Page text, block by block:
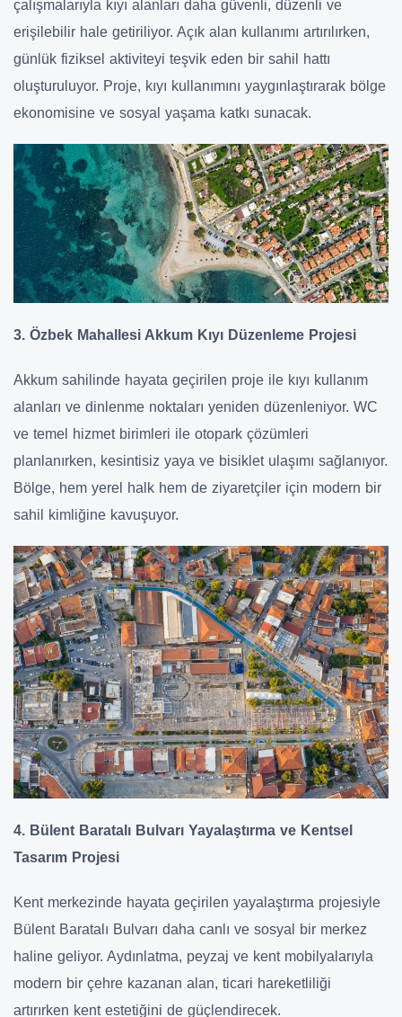
çalışmalarıyla kıyı alanları daha güvenli, düzenli ve
erişilebilir hale getiriliyor. Açık alan kullanımı artırılırken,
günlük fiziksel aktiviteyi teşvik eden bir sahil hattı
oluşturuluyor. Proje, kıyı kullanımını yaygınlaştırarak bölge
ekonomisine ve sosyal yaşama katkı sunacak.
3. Özbek Mahallesi Akkum Kıyı Düzenleme Projesi
Akkum sahilinde hayata geçirilen proje ile kıyı kullanım
alanları ve dinlenme noktaları yeniden düzenleniyor. WC
ve temel hizmet birimleri ile otopark çözümleri
planlanırken, kesintisiz yaya ve bisiklet ulaşımı sağlanıyor.
Bölge, hem yerel halk hem de ziyaretçiler için modern bir
sahil kimliğine kavuşuyor.
4. Bülent Baratalı Bulvarı Yayalaştırma ve Kentsel
Tasarım Projesi
Kent merkezinde hayata geçirilen yayalaştırma projesiyle
Bülent Baratalı Bulvarı daha canlı ve sosyal bir merkez
haline geliyor. Aydınlatma, peyzaj ve kent mobilyalarıyla
modern bir çehre kazanan alan, ticari hareketliliği
artırırken kent estetiğini de güçlendirecek.